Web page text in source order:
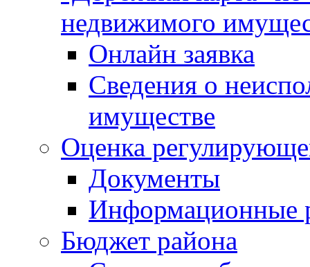
недвижимого
Онлайн заявка
Сведения о
имуществе
Оценка
Документы
Информационные
Бюджет района